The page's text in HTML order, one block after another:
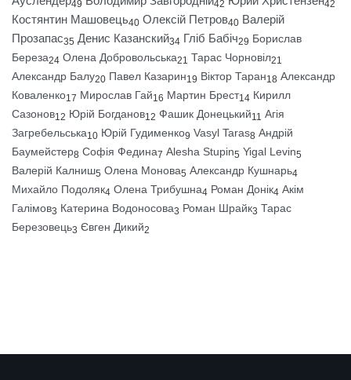
49 42 42
Костянтин Машовець40 Олексій Петров40 Валерій
Прозапас35 Денис Казанский34 Гліб Бабіч29 Борислав
Береза24 Олена Добровольська21 Тарас Чорновіл21
Александр Балу20 Павел Казарин19 Віктор Таран18 Александр
Коваленко17 Мирослав Гай16 Мартин Брест14 Кирилл
Сазонов12 Юрій Богданов12 Фашик Донецький11 Агія
Загребельська10 Юрій Гудименко9 Vasyl Taras8 Андрій
Баумейстер8 Софія Федина7 Alesha Stupin5 Yigal Levin5
Валерій Калниш5 Олена Монова5 Александр Кушнарь4
Михайло Подоляк4 Олена Трибушна4 Роман Донік4 Акім
Галімов3 Катерина Водоносова3 Роман Шрайк3 Тарас
Березовець3 Євген Дикий2